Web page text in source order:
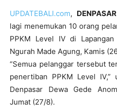
UPDATEBALI.com, DENPASAR
lagi menemukan 10 orang
PPKM Level IV di
Ngurah Made Agung, Kamis
“Semua pelanggar tersebut
penertiban PPKM Level IV,”
Denpasar Dewa Gede
Jumat (27/8).